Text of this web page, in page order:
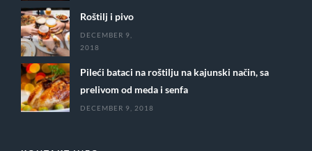
Roštilj i pivo
DECEMBER 9,
2018
Pileći bataci na roštilju na kajunski način, sa
prelivom od meda i senfa
DECEMBER 9, 2018